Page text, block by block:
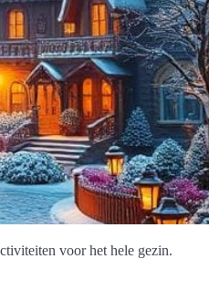
voor het hele gezin.